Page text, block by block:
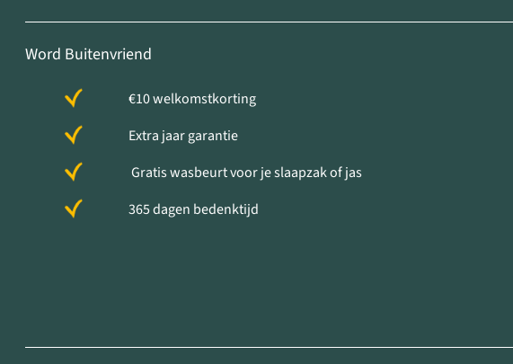
Word Buitenvriend
€10 welkomstkorting
Extra jaar garantie
Gratis wasbeurt voor je slaapzak of jas
365 dagen bedenktijd